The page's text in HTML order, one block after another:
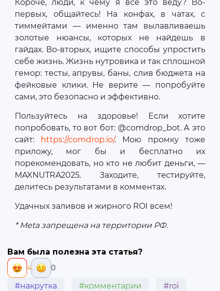
Короче, люди, к чему я все это веду? Во-
первых, общайтесь! На конфах, в чатах, с
тиммейтами — именно там вылавливаешь
золотые нюансы, которых не найдешь в
гайдах. Во-вторых, ищите способы упростить
себе жизнь. Жизнь нутровика и так сплошной
гемор: тесты, апрувы, баны, слив бюджета на
фейковые клики. Не верите — попробуйте
сами, это безопасно и эффективно.
Пользуйтесь на здоровье! Если хотите
попробовать, то вот бот: @comdrop_bot. А это
сайт:
https://comdrop.io/. Мою промку тоже
приложу, мог бы и бесплатно их
порекомендовать, но кто не любит деньги, —
MAXNUTRA2025. Заходите, тестируйте,
делитесь результатами в комментах.
Удачных заливов и жирного ROI всем!
* Meta запрещена на территории РФ.
Вам была полезна эта статья?
4 0
#накрутка #комментарии #roi